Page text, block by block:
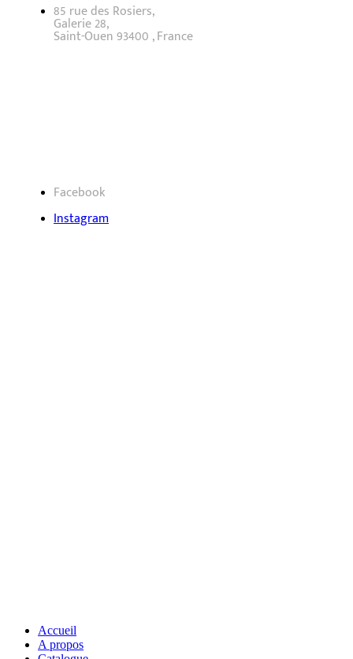
85 rue des Rosiers,
Galerie 28,
Saint-Ouen 93400 , France
Facebook
Instagram
Accueil
A propos